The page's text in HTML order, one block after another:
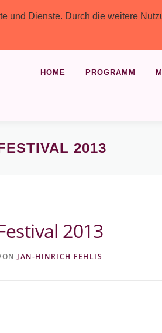
und Dienste. Durch die weitere
HOME PROGRAMM
2013
2013
JAN-HINRICH FEHLIS